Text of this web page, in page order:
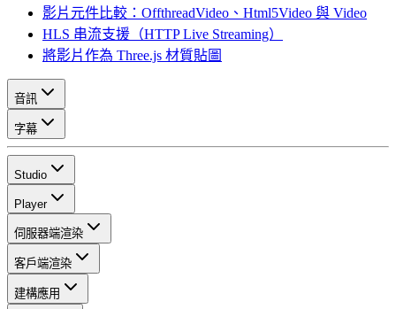
影片元件比較：OffthreadVideo、Html5Video 與 Video
HLS 串流支援（HTTP Live Streaming）
將影片作為 Three.js 材質貼圖
音訊
字幕
Studio
Player
伺服器端渲染
客戶端渲染
建構應用